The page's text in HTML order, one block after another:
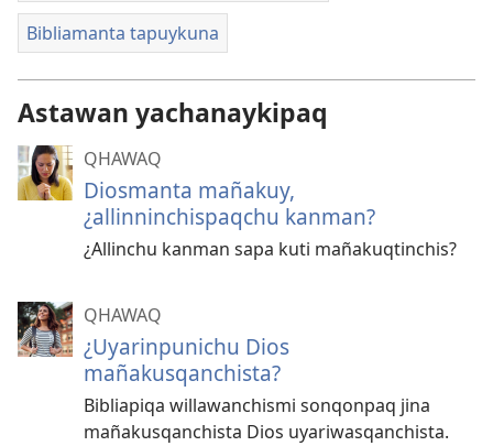
Bibliamanta tapuykuna
Astawan yachanaykipaq
QHAWAQ
Diosmanta mañakuy,
¿allinninchispaqchu kanman?
¿Allinchu kanman sapa kuti mañakuqtinchis?
QHAWAQ
¿Uyarinpunichu Dios
mañakusqanchista?
Bibliapiqa willawanchismi sonqonpaq jina
mañakusqanchista Dios uyariwasqanchista.